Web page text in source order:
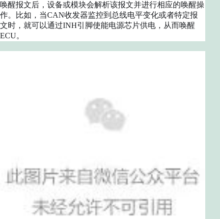
唤醒报文后，设备或模块会解析该报文并进行相应的唤醒操
作。比如，当CAN收发器监控到总线电平变化或者特定报
文时，就可以通过INH引脚使能电源芯片供电，从而唤醒
ECU。